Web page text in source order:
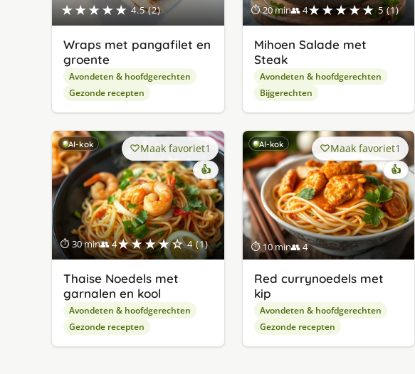
★★★★★ 4.5 (2)
Wraps met pangafilet en
groente
Avondeten & hoofdgerechten
Gezonde recepten
⏱ 20 min👥 4★★★★★ 5 (1)
Mihoen Salade met
Steak
Avondeten & hoofdgerechten
Bijgerechten
AI-kok
⏱ 30 min👥 4★★★★☆ 4 (1)
Maak favoriet1
👍
Thaise Noedels met
garnalen en kool
Avondeten & hoofdgerechten
Gezonde recepten
AI-kok
⏱ 10 min👥 4
Maak favoriet1
👍
Red currynoedels met
kip
Avondeten & hoofdgerechten
Gezonde recepten